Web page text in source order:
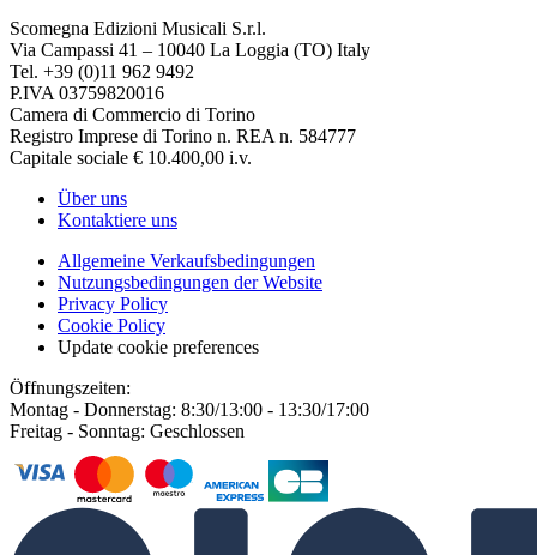
Scomegna Edizioni Musicali S.r.l.
Via Campassi 41 – 10040 La Loggia (TO) Italy
Tel. +39 (0)11 962 9492
P.IVA 03759820016
Camera di Commercio di Torino
Registro Imprese di Torino n. REA n. 584777
Capitale sociale € 10.400,00 i.v.
Über uns
Kontaktiere uns
Allgemeine Verkaufsbedingungen
Nutzungsbedingungen der Website
Privacy Policy
Cookie Policy
Update cookie preferences
Öffnungszeiten:
Montag - Donnerstag: 8:30/13:00 - 13:30/17:00
Freitag - Sonntag: Geschlossen